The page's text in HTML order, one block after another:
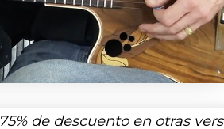
75%de descuento en otras